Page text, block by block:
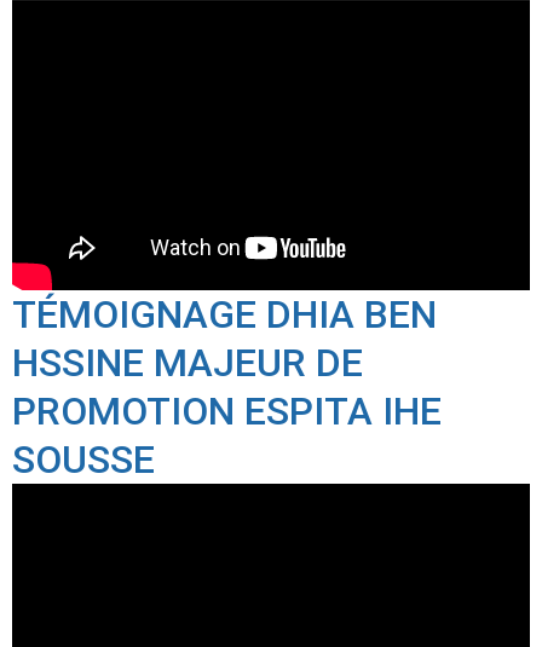
TÉMOIGNAGE DHIA BEN
HSSINE MAJEUR DE
PROMOTION ESPITA IHE
SOUSSE